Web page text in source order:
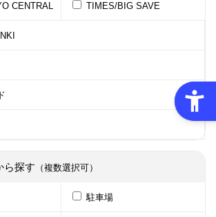
CENTRAL TIMES/BIG SAVE
ら探す （複数選択可）
駐車場